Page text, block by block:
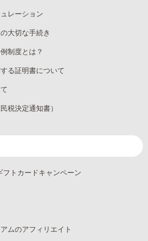
レーション
大切な手続き
制度とは？
る証明書について
税決定通知書）
フトカードキャンペーン
ムのアフィリエイト